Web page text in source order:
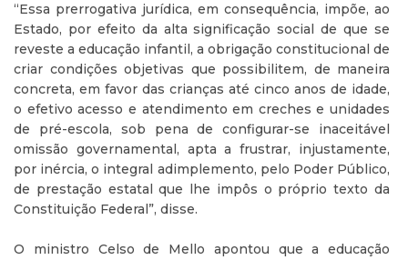
“Essa prerrogativa jurídica, em consequência, impõe, ao
Estado, por efeito da alta significação social de que se
reveste a educação infantil, a obrigação constitucional de
criar condições objetivas que possibilitem, de maneira
concreta, em favor das crianças até cinco anos de idade,
o efetivo acesso e atendimento em creches e unidades
de pré-escola, sob pena de configurar-se inaceitável
omissão governamental, apta a frustrar, injustamente,
por inércia, o integral adimplemento, pelo Poder Público,
de prestação estatal que lhe impôs o próprio texto da
Constituição Federal”, disse.
O ministro Celso de Mello apontou que a educação